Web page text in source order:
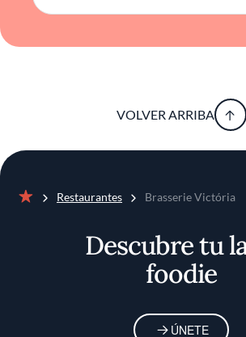
VOLVER ARRIBA
Restaurantes Brasserie Victória
Descubre tu
foodie
ÚNETE